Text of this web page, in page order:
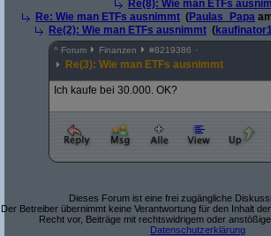
Re(8): Wie man ETFs
Re: Wie man ETFs ausnimmt (Paulas_Papa
Re(2): Wie man ETFs ausnimmt (
^ Forum Finanzen #8219386
Re(3): Wie man ETFs ausnimmt
Ich kaufe bei 30.000. OK?
Dieses Forum ist eine frei zugängliche
Der Betreiber übernimmt keine Verantwortung für den Inhalt
Recht vor, Beiträge mit rechtswidrigem oder
Datenschutzerklärung